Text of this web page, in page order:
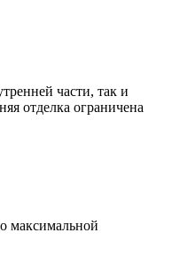
части, так и
отделка ограничена
максимальной